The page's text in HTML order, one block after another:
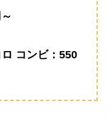
コンビ：550